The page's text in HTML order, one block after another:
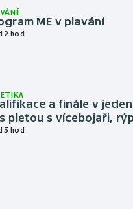
ME v plavání
2 hod
a finále v
pletou s vícebojaři,
5 hod